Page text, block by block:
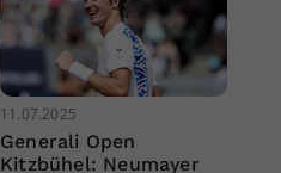
11.07.2025
Generali Open
Kitzbühel: Neumayer